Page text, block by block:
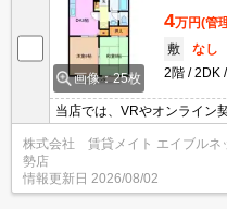
画像：25枚
4万円(管
敷
なし
2階
2DK
当店では、VRやオンライン
りWEBのみでの契約も可能
株式会社 賃貸メイト エイブルネ
勢店
情報更新日 2026/08/02